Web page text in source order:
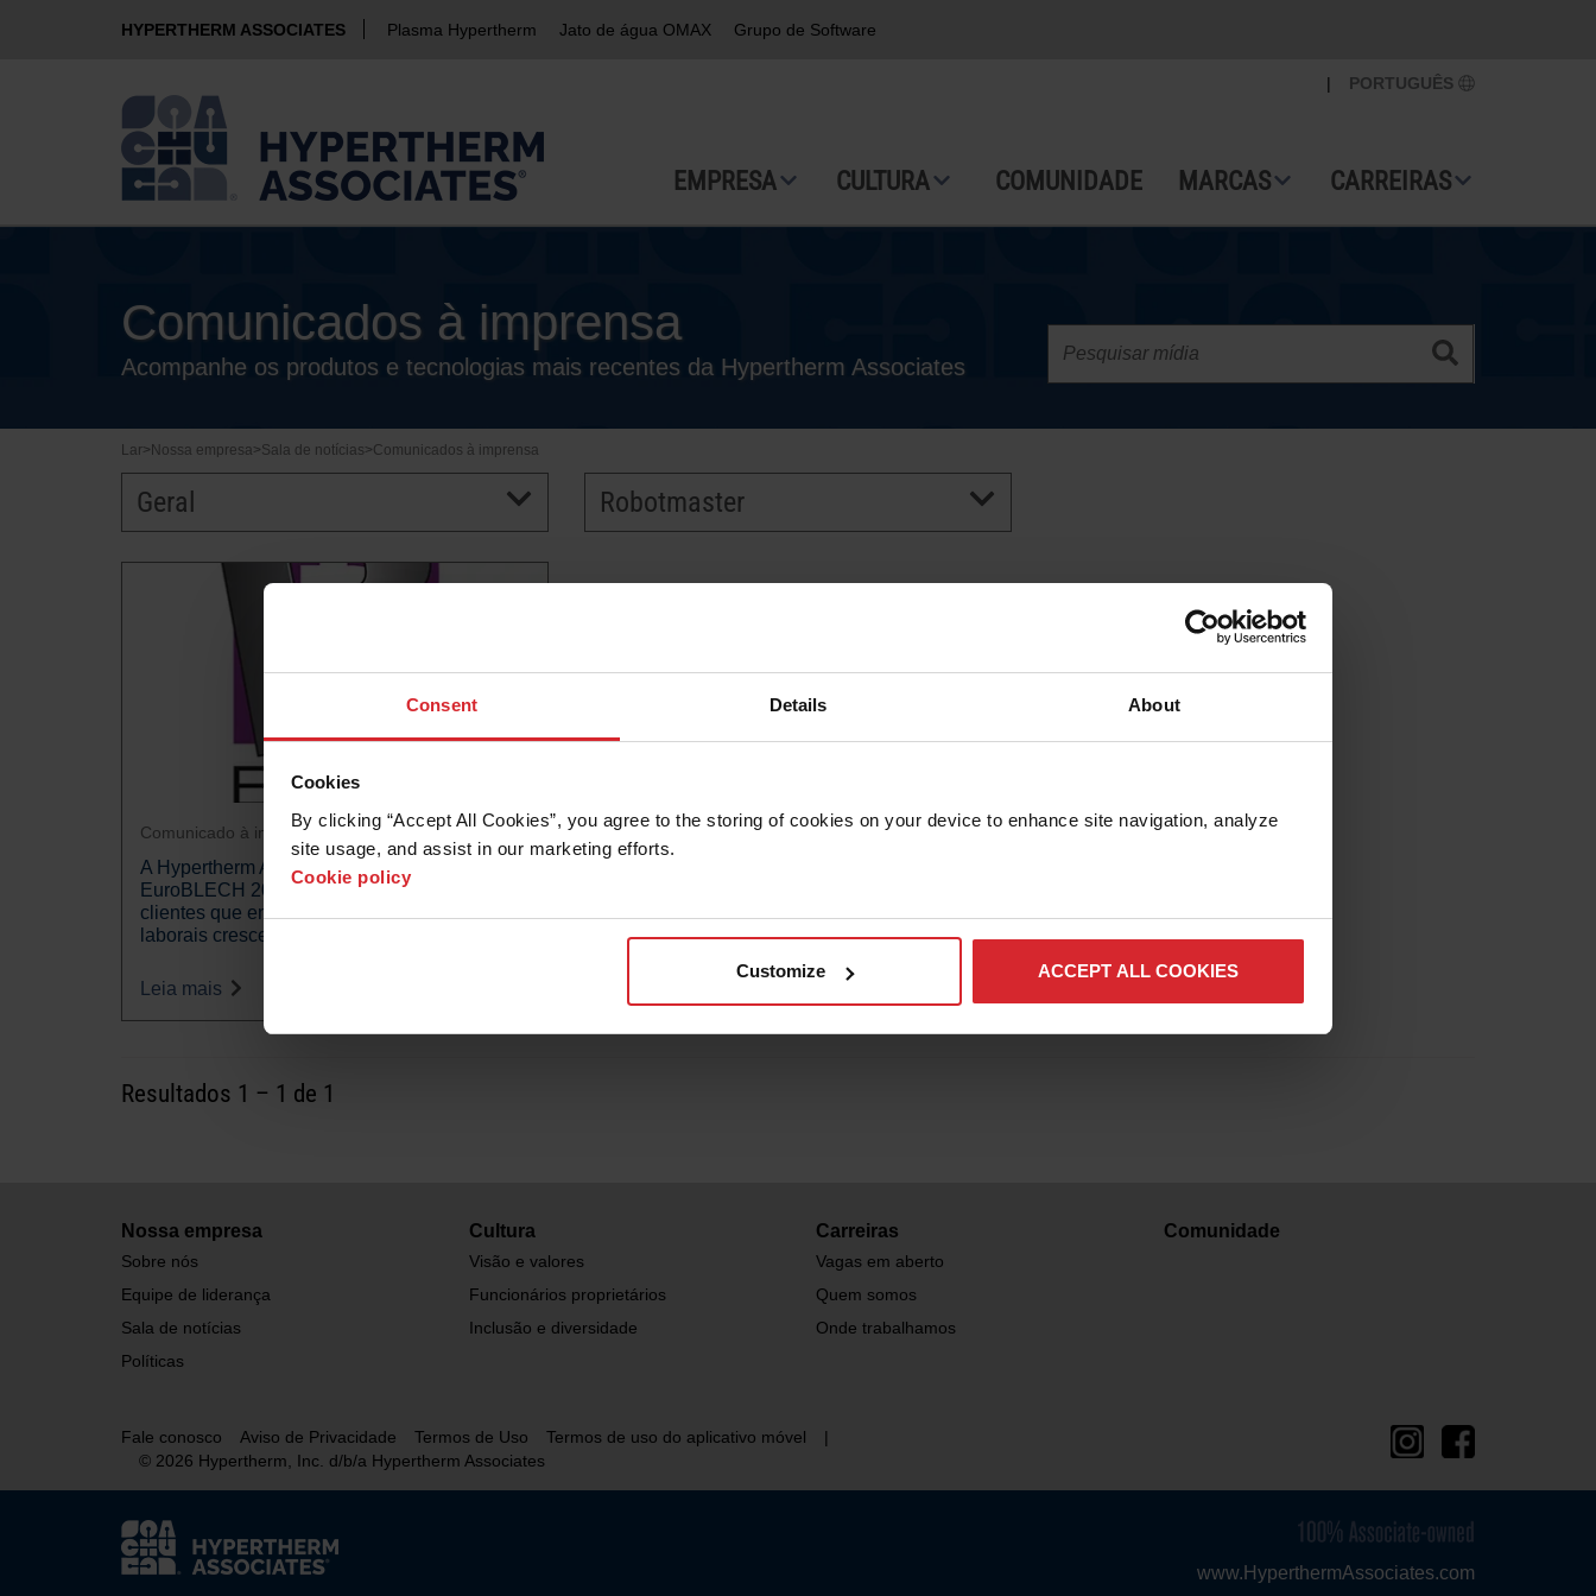
Consent Details About
Cookies
By clicking “Accept All Cookies”, you agree to the storing of cookies on your device to enhance site navigation, analyze
site usage, and assist in our marketing efforts.
Cookie policy
Customize ACCEPT ALL COOKIES
HYPERTHERM ASSOCIATES Plasma Hypertherm Jato de água OMAX Grupo de Software
| PORTUGUÊS
EMPRESA CULTURA COMUNIDADE MARCAS CARREIRAS
Comunicados à imprensa
Acompanhe os produtos e tecnologias mais recentes da Hypertherm Associates
Lar> Nossa empresa>Sala de notícias>Comunicados à imprensa
Geral Robotmaster
Comunicado à imprensa
A Hypertherm Associates regressa à
EuroBLECH 2022, com soluções para
clientes que enfrentam custos e desafios
laborais crescentes
Leia mais
Resultados 1 – 1 de 1
Nossa empresa
Sobre nós
Equipe de liderança
Sala de notícias
Políticas
Cultura
Visão e valores
Funcionários proprietários
Inclusão e diversidade
Carreiras
Vagas em aberto
Quem somos
Onde trabalhamos
Comunidade
Fale conosco Aviso de Privacidade Termos de Uso Termos de uso do aplicativo móvel
|
© 2026 Hypertherm, Inc. d/b/a Hypertherm Associates
www.HyperthermAssociates.com